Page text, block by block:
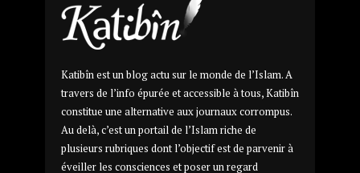
Katibîn est un blog actu sur le monde de l’Islam. A
travers de l’info épurée et accessible à tous, Katibîn
constitue une alternative aux journaux corrompus.
Au delà, c’est un portail de l’Islam riche de
plusieurs rubriques dont l’objectif est de parvenir à
éveiller les consciences et poser un regard